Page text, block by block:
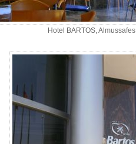
Hotel BARTOS, Almussafes